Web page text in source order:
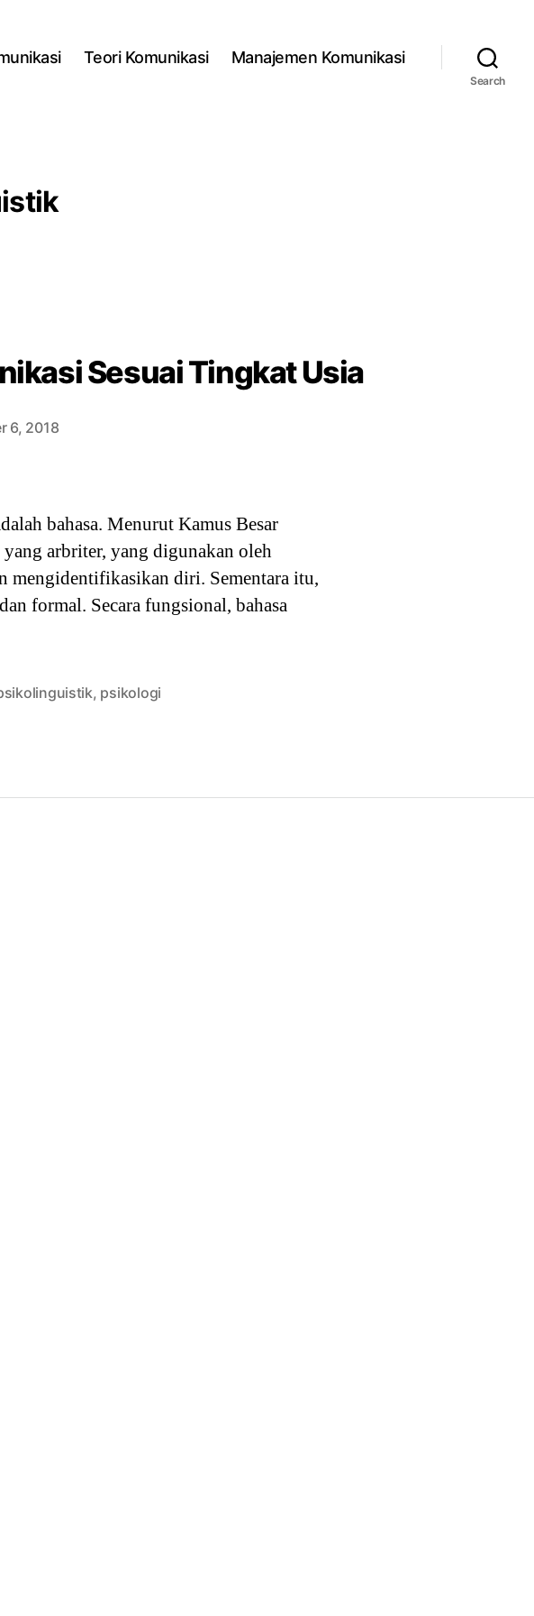
Teori Komunikasi Manajemen Komunikasi
Search
Sesuai Tingkat Usia
6, 2018
bahasa. Menurut Kamus Besar
arbriter, yang digunakan oleh
mengidentifikasikan diri. Sementara itu,
formal. Secara fungsional, bahasa
, psikologi